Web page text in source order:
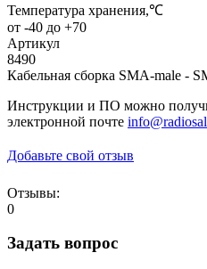
Температура хранения,℃
от -40 до +70
Артикул
8490
Кабельная сборка SMA-male -
Инструкции и ПО можно
электронной почте
Добавьте свой отзыв
Отзывы:
0
Задать вопрос